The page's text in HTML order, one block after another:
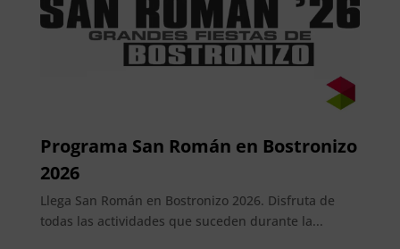
Programa San Román en Bostronizo
2026
Llega San Román en Bostronizo 2026. Disfruta de
todas las actividades que suceden durante la...